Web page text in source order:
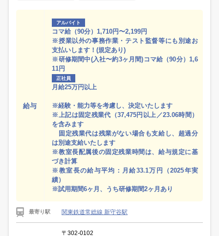
給与
アルバイト
コマ給（90分）1,710円〜2,199円
※授業以外の事務作業・テスト監督等にも別途お
支払いします！(規定あり)
※研修期間中(入社〜約3ヶ月間)コマ給（90分）1,6
11円
正社員
月給25万円以上
※経験・能力等を考慮し、決定いたします
※上記は固定残業代（37,475円以上／23.06時間）
を含みます
固定残業代は残業がない場合も支給し、超過分
は別途支給いたします
※教室長配属後の固定残業時間は、給与規定に基
づき計算
※教室長の給与平均：月給33.1万円（2025年実
績）
※試用期間6ヶ月、うち研修期間2ヶ月あり
最寄り駅 関東鉄道常総線 新守谷駅
〒302-0102